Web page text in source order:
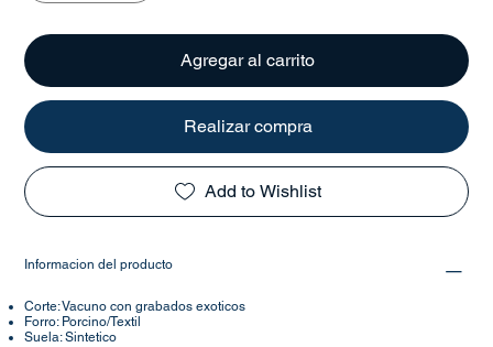
Agregar al carrito
Realizar compra
Add to Wishlist
Informacion del producto
Corte: Vacuno con grabados exoticos
Forro: Porcino/Textil
Suela: Sintetico